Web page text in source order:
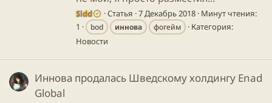
Sidd Статья 7 Декабрь 2018 Минут чтения:
1
bod иннова фогейм
Категория:
Новости
Иннова продалась Шведскому холдингу Enad
Global